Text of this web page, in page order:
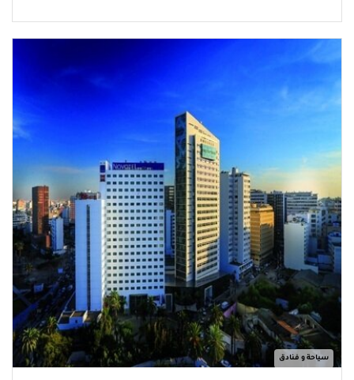
سياحة و فنادق